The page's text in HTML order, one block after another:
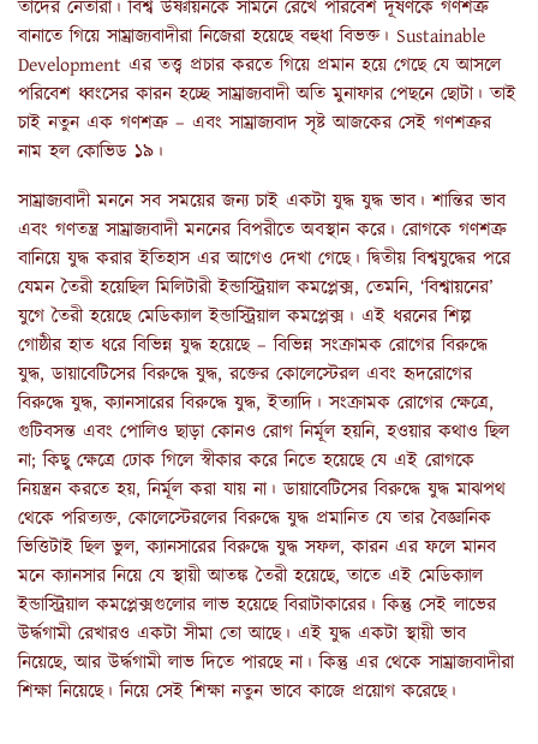
তাদের নেতারা। বিশ্ব উষ্ণায়নকে সামনে রেখে পরিবেশ দূষণকে গণশত্রু
বানাতে গিয়ে সাম্রাজ্যবাদীরা নিজেরা হয়েছে বহুধা বিভক্ত। Sustainable
Development এর তত্ত্ব প্রচার করতে গিয়ে প্রমান হয়ে গেছে যে আসলে
পরিবেশ ধ্বংসের কারন হচ্ছে সাম্রাজ্যবাদী অতি মুনাফার পেছনে ছোটা। তাই
চাই নতুন এক গণশত্রু – এবং সাম্রাজ্যবাদ সৃষ্ট আজকের সেই গণশত্রুর
নাম হল কোভিড ১৯।
সাম্রাজ্যবাদী মননে সব সময়ের জন্য চাই একটা যুদ্ধ যুদ্ধ ভাব। শান্তির ভাব
এবং গণতন্ত্র সাম্রাজ্যবাদী মননের বিপরীতে অবস্থান করে। রোগকে গণশত্রু
বানিয়ে যুদ্ধ করার ইতিহাস এর আগেও দেখা গেছে। দ্বিতীয় বিশ্বযুদ্ধের পরে
যেমন তৈরী হয়েছিল মিলিটারী ইন্ডাস্ট্রিয়াল কমপ্লেক্স, তেমনি, ‘বিশ্বায়নের’
যুগে তৈরী হয়েছে মেডিক্যাল ইন্ডাস্ট্রিয়াল কমপ্লেক্স। এই ধরনের শিল্প
গোষ্ঠীর হাত ধরে বিভিন্ন যুদ্ধ হয়েছে – বিভিন্ন সংক্রামক রোগের বিরুদ্ধে
যুদ্ধ, ডায়াবেটিসের বিরুদ্ধে যুদ্ধ, রক্তের কোলেস্টেরল এবং হৃদরোগের
বিরুদ্ধে যুদ্ধ, ক্যানসারের বিরুদ্ধে যুদ্ধ, ইত্যাদি। সংক্রামক রোগের ক্ষেত্রে,
গুটিবসন্ত এবং পোলিও ছাড়া কোনও রোগ নির্মূল হয়নি, হওয়ার কথাও ছিল
না; কিছু ক্ষেত্রে ঢোক গিলে স্বীকার করে নিতে হয়েছে যে এই রোগকে
নিয়ন্ত্রন করতে হয়, নির্মূল করা যায় না। ডায়াবেটিসের বিরুদ্ধে যুদ্ধ মাঝপথ
থেকে পরিত্যক্ত, কোলেস্টেরলের বিরুদ্ধে যুদ্ধ প্রমানিত যে তার বৈজ্ঞানিক
ভিত্তিটাই ছিল ভুল, ক্যানসারের বিরুদ্ধে যুদ্ধ সফল, কারন এর ফলে মানব
মনে ক্যানসার নিয়ে যে স্থায়ী আতঙ্ক তৈরী হয়েছে, তাতে এই মেডিক্যাল
ইন্ডাস্ট্রিয়াল কমপ্লেক্সগুলোর লাভ হয়েছে বিরাটাকারের। কিন্তু সেই লাভের
উর্দ্ধগামী রেখারও একটা সীমা তো আছে। এই যুদ্ধ একটা স্থায়ী ভাব
নিয়েছে, আর উর্দ্ধগামী লাভ দিতে পারছে না। কিন্তু এর থেকে সাম্রাজ্যবাদীরা
শিক্ষা নিয়েছে। নিয়ে সেই শিক্ষা নতুন ভাবে কাজে প্রয়োগ করেছে।